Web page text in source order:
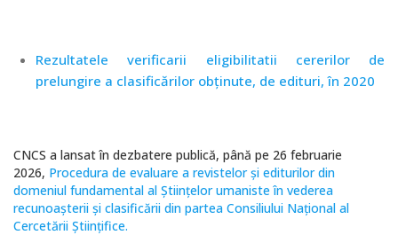
Rezultatele verificarii eligibilitatii cererilor de
prelungire a clasificărilor obținute, de edituri, în 2020
CNCS a lansat în dezbatere publică, până pe 26 februarie
2026, Procedura de evaluare a revistelor și editurilor din
domeniul fundamental al Științelor umaniste în vederea
recunoașterii și clasificării din partea Consiliului Național al
Cercetării Științifice.